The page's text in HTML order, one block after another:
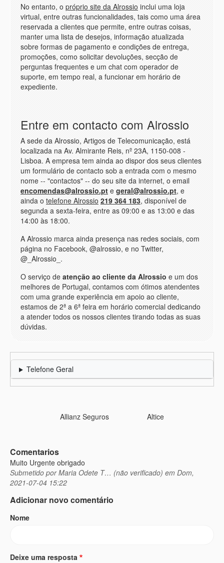
No entanto, o próprio site da Alrossio inclui uma loja
virtual, entre outras funcionalidades, tais como uma área
reservada a clientes que permite, entre outras coisas,
manter uma lista de desejos, informação atualizada
sobre formas de pagamento e condições de entrega,
promoções, como solicitar devoluções, secção de
perguntas frequentes e um chat com operador de
suporte, em tempo real, a funcionar em horário de
expediente.
Entre em contacto com Alrossio
A sede da Alrossio, Artigos de Telecomunicação, está
localizada na Av. Almirante Reis, nº 23A, 1150-008 -
Lisboa. A empresa tem ainda ao dispor dos seus clientes
um formulário de contacto sob a entrada com o mesmo
nome -- "contactos" -- do seu site da internet, o email
encomendas@alrossio.pt e geral@alrossio.pt, e
ainda o telefone Alrossio 219 364 183, disponível de
segunda a sexta-feira, entre as 09:00 e as 13:00 e das
14:00 às 18:00.
A Alrossio marca ainda presença nas redes sociais, com
página no Facebook, @alrossio, e no Twitter,
@_Alrossio_.
O serviço de atenção ao cliente da Alrossio e um dos
melhores de Portugal, contamos com ótimos atendentes
com uma grande experiência em apoio ao cliente,
estamos de 2ª a 6ª feira em horário comercial dedicando
a atender todos os nossos clientes tirando todas as suas
dúvidas.
Telefone Geral
Allianz Seguros Altice
Comentarios
Muito Urgente obrigado
Submetido porMaria Odete T… (não verificado) em Dom,
2021-07-04 15:22
Adicionar novo comentário
Nome
Deixe uma resposta